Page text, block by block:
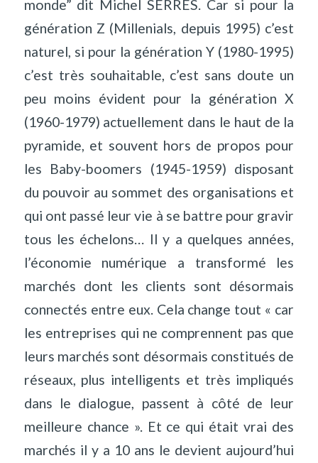
monde” dit Michel SERRES. Car si pour la
génération Z (Millenials, depuis 1995) c’est
naturel, si pour la génération Y (1980-1995)
c’est très souhaitable, c’est sans doute un
peu moins évident pour la génération X
(1960-1979) actuellement dans le haut de la
pyramide, et souvent hors de propos pour
les Baby-boomers (1945-1959) disposant
du pouvoir au sommet des organisations et
qui ont passé leur vie à se battre pour gravir
tous les échelons… Il y a quelques années,
l’économie numérique a transformé les
marchés dont les clients sont désormais
connectés entre eux. Cela change tout « car
les entreprises qui ne comprennent pas que
leurs marchés sont désormais constitués de
réseaux, plus intelligents et très impliqués
dans le dialogue, passent à côté de leur
meilleure chance ». Et ce qui était vrai des
marchés il y a 10 ans le devient aujourd’hui